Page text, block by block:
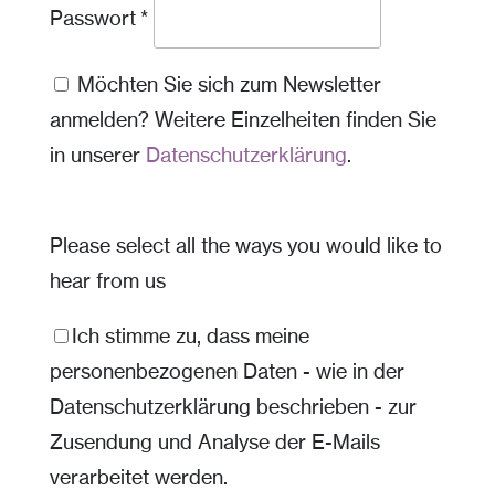
Passwort *Required
Möchten Sie sich zum Newsletter
anmelden? Weitere Einzelheiten finden Sie
in unserer Datenschutzerklärung.
Please select all the ways you would like to
hear from us
Ich stimme zu, dass meine
personenbezogenen Daten - wie in der
Datenschutzerklärung beschrieben - zur
Zusendung und Analyse der E-Mails
verarbeitet werden.